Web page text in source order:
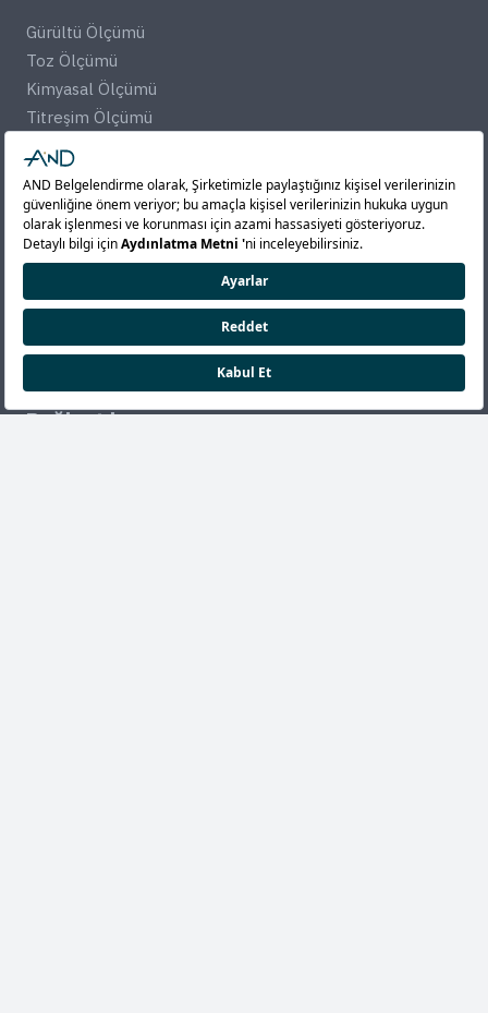
Gürültü Ölçümü
Toz Ölçümü
Kimyasal Ölçümü
Titreşim Ölçümü
Termal Konfor Ölçümü
Aydınlatma Ölçümü
Turizm Denetimleri
Otel Denetim
Bağlantılar